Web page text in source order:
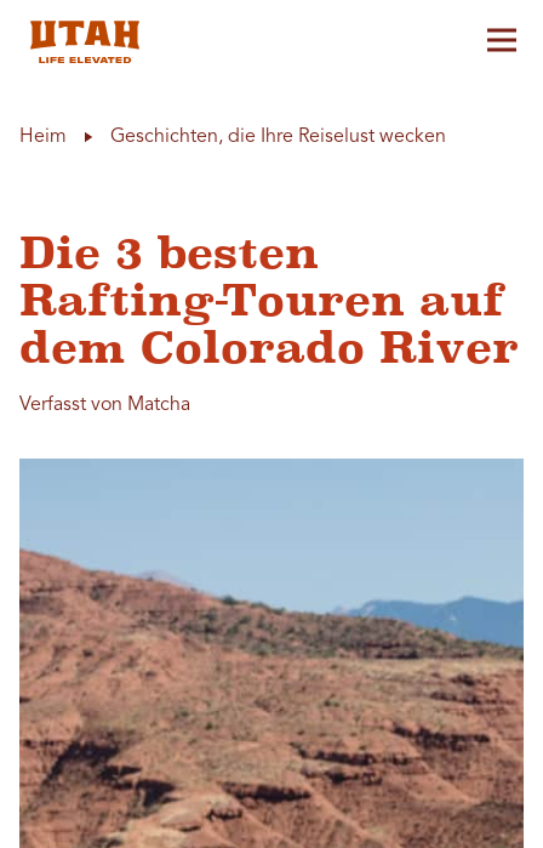
Heim Geschichten, die Ihre Reiselust wecken
Die 3 besten
Rafting-Touren auf
dem Colorado River
Verfasst von Matcha